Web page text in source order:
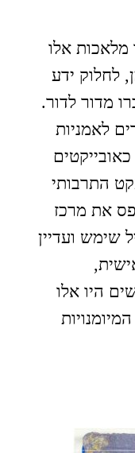
אלו
לחלוק ידע
מדור לדור.
לאמניות
התרבותי
את מרכז
שימש ועדיין
היו אלו